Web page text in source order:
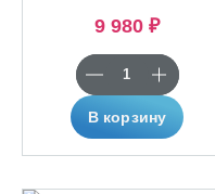
9 980 ₽
В корзину